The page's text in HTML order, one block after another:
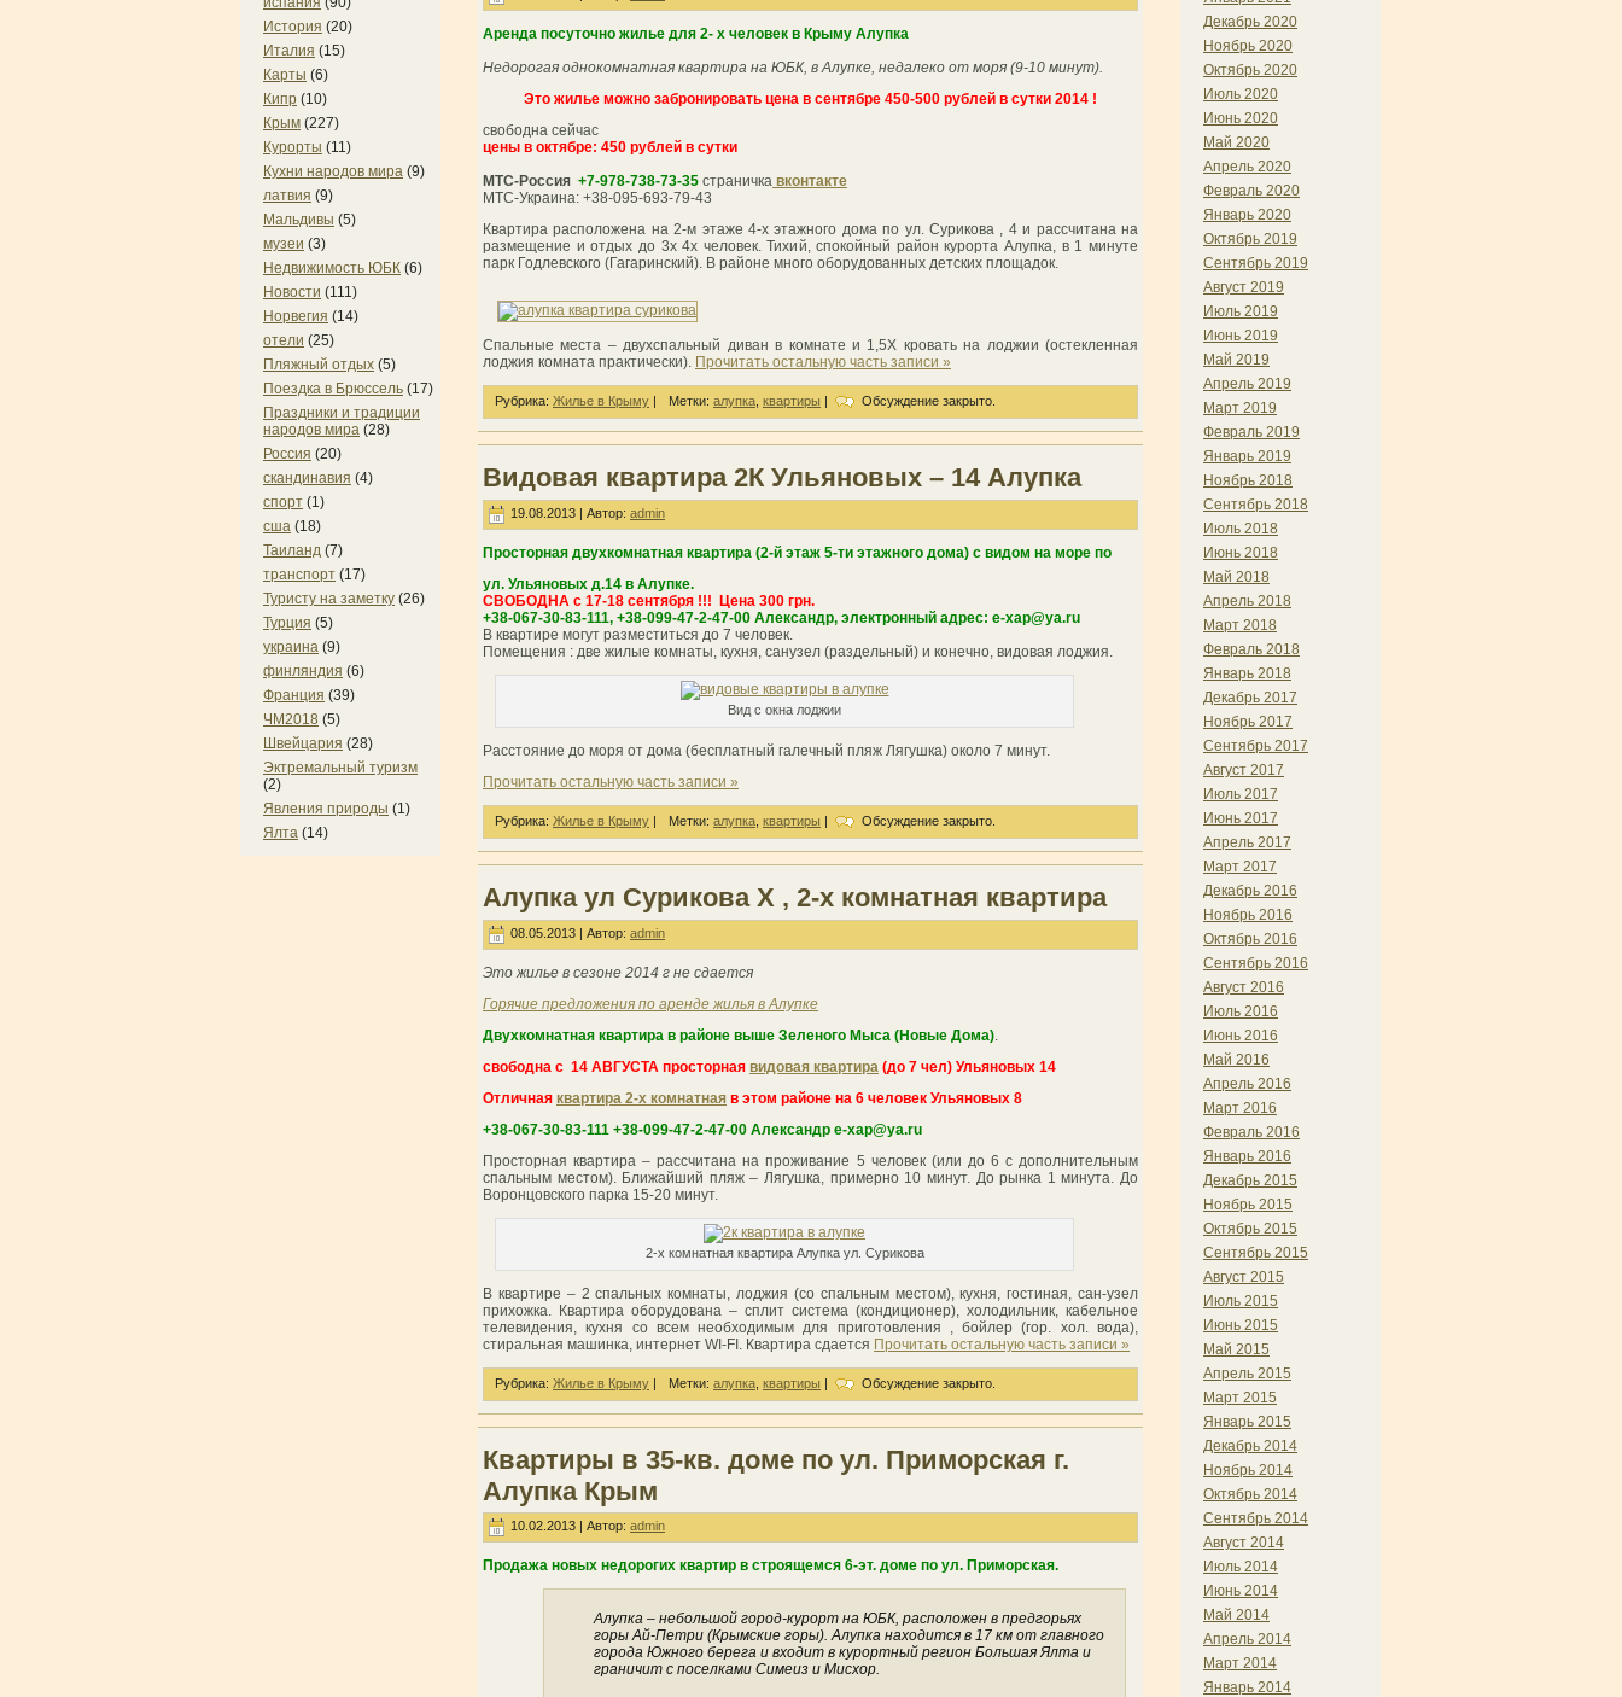
История (20)
Италия (15)
Карты (6)
Кипр (10)
Крым (227)
Курорты (11)
Кухни народов мира (9)
латвия (9)
Мальдивы (5)
музеи (3)
Недвижимость ЮБК (6)
Новости (111)
Норвегия (14)
отели (25)
Пляжный отдых (5)
Поездка в Брюссель (17)
Праздники и традиции
народов мира (28)
Россия (20)
скандинавия (4)
спорт (1)
сша (18)
Таиланд (7)
транспорт (17)
Туристу на заметку (26)
Турция (5)
украина (9)
финляндия (6)
Франция (39)
ЧМ2018 (5)
Швейцария (28)
Эктремальный туризм
(2)
Явления природы (1)
Ялта (14)
Аренда посуточно жилье для 2- х человек в Крыму Алупка
Недорогая однокомнатная квартира на ЮБК, в Алупке, недалеко от моря (9-10 минут).
Это жилье можно забронировать цена в сентябре 450-500 рублей в сутки 2014 !
свободна сейчас
цены в октябре: 450 рублей в сутки
МТС-Россия +7-978-738-73-35 страничка вконтакте
МТС-Украина: +38-095-693-79-43
Квартира расположена на 2-м этаже 4-х этажного дома по ул. Сурикова , 4 и рассчитана на
размещение и отдых до 3х 4х человек. Тихий, спокойный район курорта Алупка, в 1 минуте
парк Годлевского (Гагаринский). В районе много оборудованных детских площадок.
Спальные места – двухспальный диван в комнате и 1,5X кровать на лоджии (остекленная
лоджия комната практически). Прочитать остальную часть записи »
Рубрика: Жилье в Крыму | Метки: алупка квартиры | Обсуждение закрыто.
Видовая квартира 2К Ульяновых – 14 Алупка
19.08.2013 | Автор: admin
Просторная двухкомнатная квартира (2-й этаж 5-ти этажного дома) с видом на море по
ул. Ульяновых д.14 в Алупке.
СВОБОДНА с 17-18 сентября !!! Цена 300 грн.
+38-067-30-83-111, +38-099-47-2-47-00 Александр, электронный адрес: e-xap@ya.ru
В квартире могут разместиться до 7 человек.
Помещения : две жилые комнаты, кухня, санузел (раздельный) и конечно, видовая лоджия.
Вид с окна лоджии
Расстояние до моря от дома (бесплатный галечный пляж Лягушка) около 7 минут.
Прочитать остальную часть записи »
Рубрика: Жилье в Крыму | Метки: алупка квартиры | Обсуждение закрыто.
Алупка ул Сурикова X , 2-х комнатная квартира
08.05.2013 | Автор: admin
Это жилье в сезоне 2014 г не сдается
Горячие предложения по аренде жилья в Алупке
Двухкомнатная квартира в районе выше Зеленого Мыса (Новые Дома)
свободна с 14 АВГУСТА просторная видовая квартира (до 7 чел) Ульяновых 14
Отличная квартира 2-х комнатная в этом районе на 6 человек Ульяновых 8
+38-067-30-83-111 +38-099-47-2-47-00 Александр e-xap@ya.ru
Просторная квартира – рассчитана на проживание 5 человек (или до 6 с дополнительным
спальным местом). Ближайший пляж – Лягушка, примерно 10 минут. До рынка 1 минута. До
Воронцовского парка 15-20 минут.
2-х комнатная квартира Алупка ул. Сурикова
В квартире – 2 спальных комнаты, лоджия (со спальным местом), кухня, гостиная, сан-узел
прихожка. Квартира оборудована – сплит система (кондиционер), холодильник, кабельное
телевидения, кухня со всем необходимым для приготовления , бойлер (гор. хол. вода),
стиральная машинка, интернет WI-FI. Квартира сдается Прочитать остальную часть записи »
Рубрика: Жилье в Крыму | Метки: алупка квартиры | Обсуждение закрыто.
Квартиры в 35-кв. доме по ул. Приморская г.
Алупка Крым
10.02.2013 | Автор: admin
Продажа новых недорогих квартир в строящемся 6-эт. доме по ул. Приморская.
Алупка – небольшой город-курорт на ЮБК, расположен в предгорьях
горы Ай-Петри (Крымские горы). Алупка находится в 17 км от главного
города Южного берега и входит в курортный регион Большая Ялта и
граничит с поселками Симеиз и Мисхор.
Декабрь 2020
Ноябрь 2020
Октябрь 2020
Июль 2020
Июнь 2020
Май 2020
Апрель 2020
Февраль 2020
Январь 2020
Октябрь 2019
Сентябрь 2019
Август 2019
Июль 2019
Июнь 2019
Май 2019
Апрель 2019
Март 2019
Февраль 2019
Январь 2019
Ноябрь 2018
Сентябрь 2018
Июль 2018
Июнь 2018
Май 2018
Апрель 2018
Март 2018
Февраль 2018
Январь 2018
Декабрь 2017
Ноябрь 2017
Сентябрь 2017
Август 2017
Июль 2017
Июнь 2017
Апрель 2017
Март 2017
Декабрь 2016
Ноябрь 2016
Октябрь 2016
Сентябрь 2016
Август 2016
Июль 2016
Июнь 2016
Май 2016
Апрель 2016
Март 2016
Февраль 2016
Январь 2016
Декабрь 2015
Ноябрь 2015
Октябрь 2015
Сентябрь 2015
Август 2015
Июль 2015
Июнь 2015
Май 2015
Апрель 2015
Март 2015
Январь 2015
Декабрь 2014
Ноябрь 2014
Октябрь 2014
Сентябрь 2014
Август 2014
Июль 2014
Июнь 2014
Май 2014
Апрель 2014
Март 2014
Январь 2014